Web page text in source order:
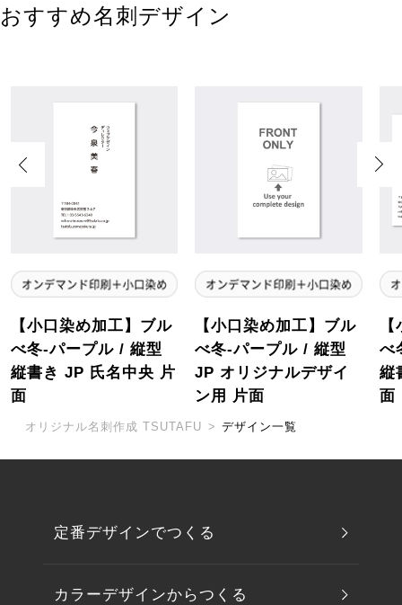
おすすめ名刺デザイン
【小口染め加工】ブル
べ冬-パープル / 縦型
縦書き JP 氏名中央 片
面
【小口染め加工】ブル
べ冬-パープル / 縦型
JP オリジナルデザイ
ン用 片面
べ
縦
面
Previous
オリジナル名刺作成 TSUTAFU > デザイン一覧
定番デザインでつくる
カラーデザインからつくる